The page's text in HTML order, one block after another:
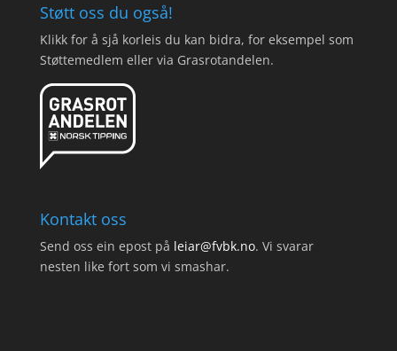
Støtt oss du også!
Klikk for å sjå korleis du kan bidra, for eksempel som
Støttemedlem eller via Grasrotandelen.
Kontakt oss
Send oss ein epost på leiar@fvbk.no. Vi svarar
nesten like fort som vi smashar.